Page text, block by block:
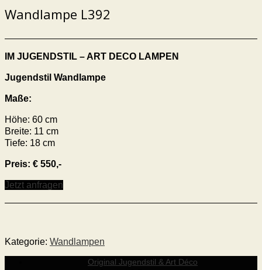
Wandlampe L392
IM JUGENDSTIL – ART DECO LAMPEN
Jugendstil Wandlampe
Maße:
Höhe: 60 cm
Breite: 11 cm
Tiefe: 18 cm
Preis: € 550,-
Jetzt anfragen
Kategorie: Wandlampen
Original Jugendstil & Art Déco